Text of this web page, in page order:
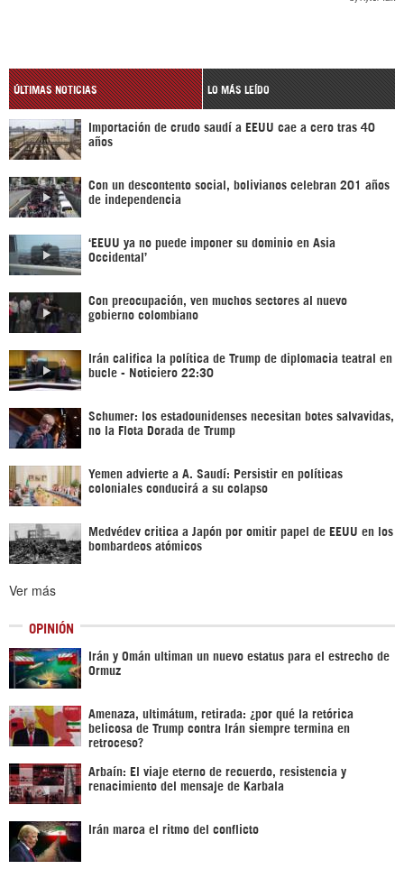
ÚLTIMAS NOTICIAS LO MÁS LEÍDO
Importación de crudo saudí a EEUU cae a cero tras 40
años
Con un descontento social, bolivianos celebran 201 años
de independencia
‘EEUU ya no puede imponer su dominio en Asia
Occidental’
Con preocupación, ven muchos sectores al nuevo
gobierno colombiano
Irán califica la política de Trump de diplomacia teatral en
bucle - Noticiero 22:30
Schumer: los estadounidenses necesitan botes salvavidas,
no la Flota Dorada de Trump
Yemen advierte a A. Saudí: Persistir en políticas
coloniales conducirá a su colapso
Medvédev critica a Japón por omitir papel de EEUU en los
bombardeos atómicos
Ver más
OPINIÓN
Irán y Omán ultiman un nuevo estatus para el estrecho de
Ormuz
Amenaza, ultimátum, retirada: ¿por qué la retórica
belicosa de Trump contra Irán siempre termina en
retroceso?
Arbaín: El viaje eterno de recuerdo, resistencia y
renacimiento del mensaje de Karbala
Irán marca el ritmo del conflicto